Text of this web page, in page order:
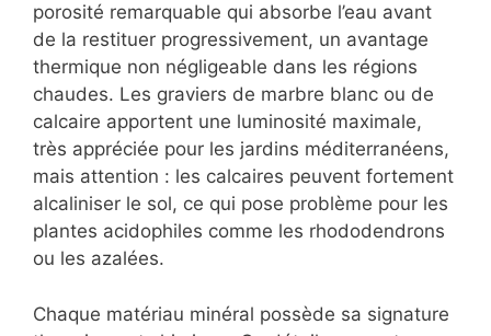
porosité remarquable qui absorbe l’eau avant
de la restituer progressivement, un avantage
thermique non négligeable dans les régions
chaudes. Les graviers de marbre blanc ou de
calcaire apportent une luminosité maximale,
très appréciée pour les jardins méditerranéens,
mais attention : les calcaires peuvent fortement
alcaliniser le sol, ce qui pose problème pour les
plantes acidophiles comme les rhododendrons
ou les azalées.
Chaque matériau minéral possède sa signature